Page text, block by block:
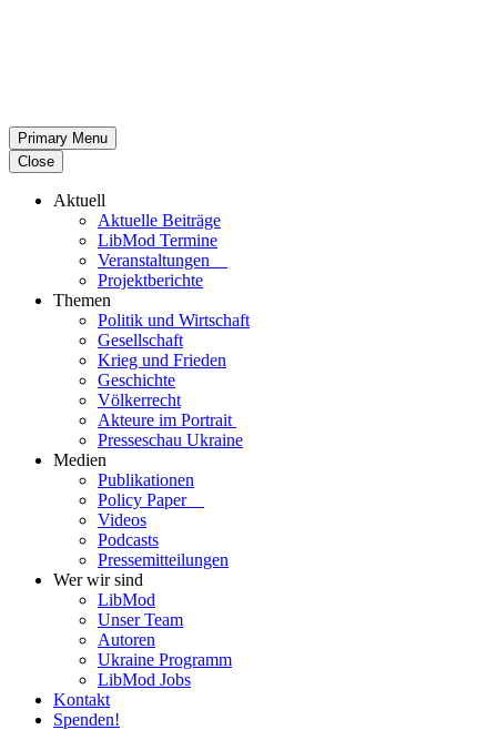
Primary Menu
Close
Aktuell
Aktu­elle Beiträge
LibMod Termine
Ver­an­stal­tun­gen
Pro­jekt­be­richte
Themen
Politik und Wirtschaft
Gesell­schaft
Krieg und Frieden
Geschichte
Völ­ker­recht
Akteure im Portrait
Pres­se­schau Ukraine
Medien
Publi­ka­tio­nen
Policy Paper
Videos
Pod­casts
Pres­se­mit­tei­lun­gen
Wer wir sind
LibMod
Unser Team
Autoren
Ukraine Pro­gramm
LibMod Jobs
Kontakt
Spenden!